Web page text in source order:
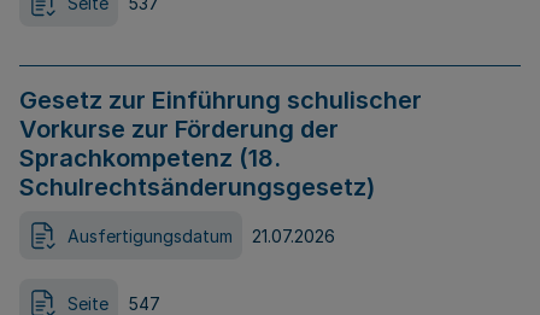
Gesetz zur Einführung schulischer
Vorkurse zur Förderung der
Sprachkompetenz (18.
Schulrechtsänderungsgesetz)
Ausfertigungsdatum 21.07.2026
Seite 547